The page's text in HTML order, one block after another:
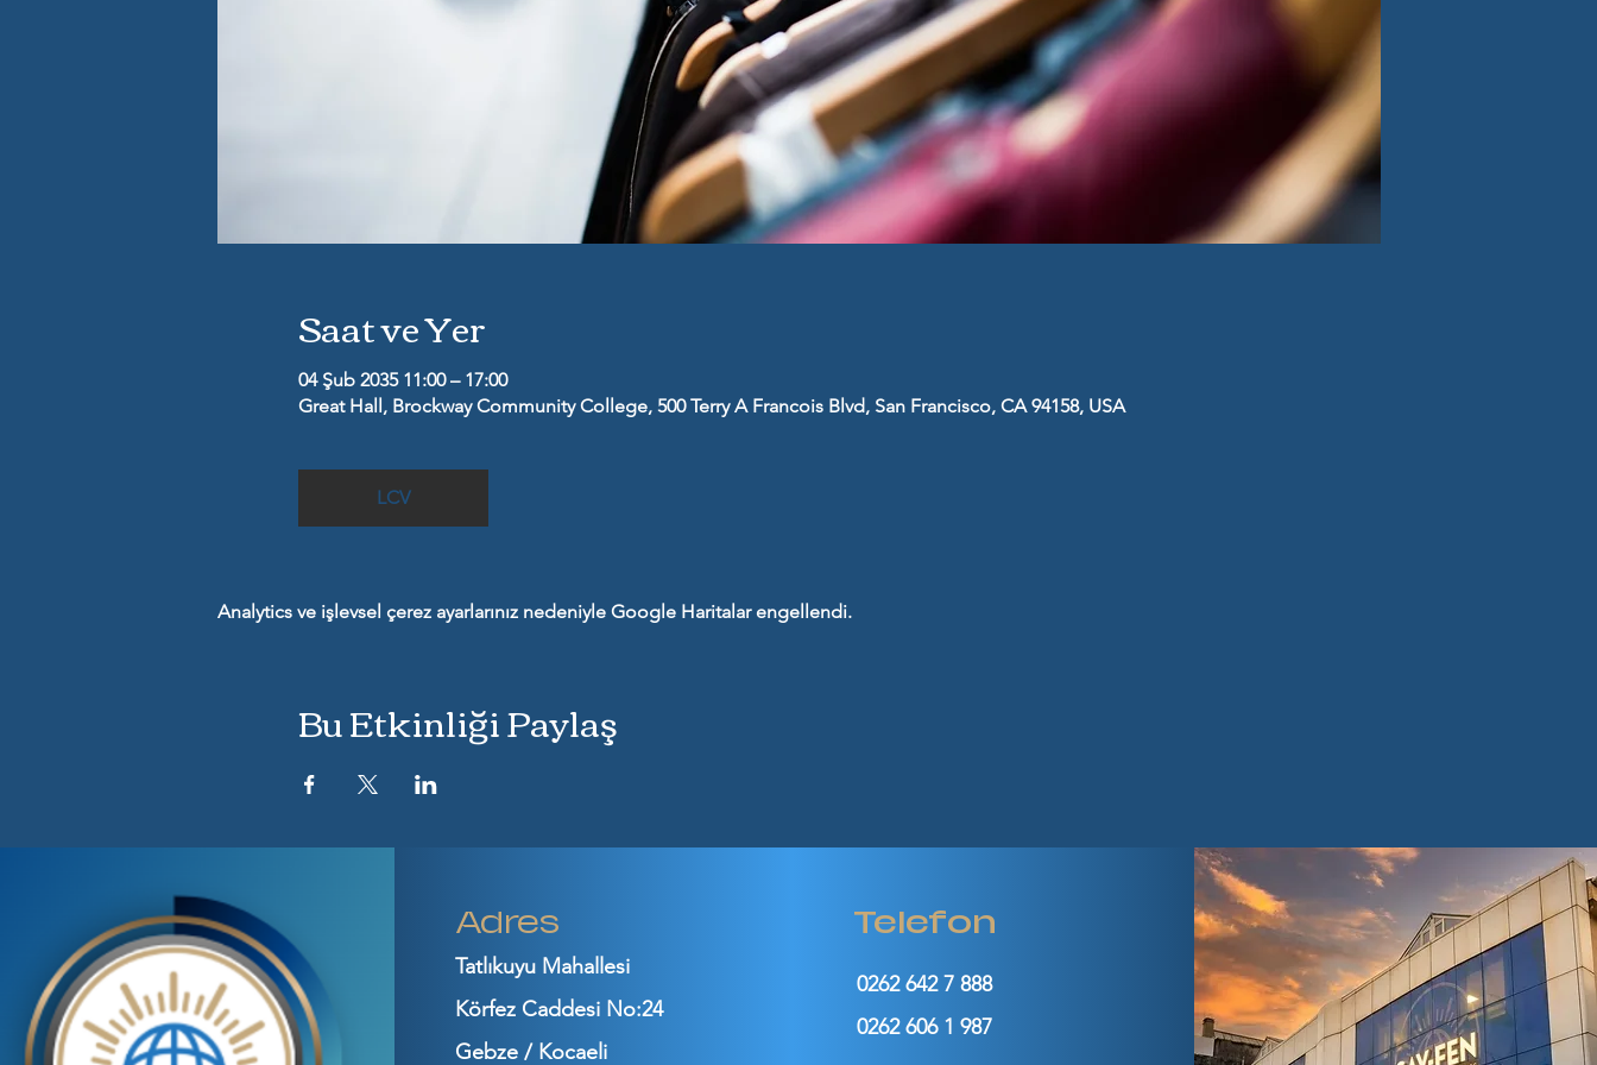
Saat ve Yer
04 Şub 2035 11:00 – 17:00
Great Hall, Brockway Community College, 500 Terry A Francois Blvd, San Francisco, CA 94158, USA
LCV
Analytics ve işlevsel çerez ayarlarınız nedeniyle Google Haritalar engellendi.
Bu Etkinliği Paylaş
Adres
Tatlıkuyu Mahallesi
Körfez Caddesi No:24
Gebze / Kocaeli
Telefon
0262 642 7 888
0262 606 1 987